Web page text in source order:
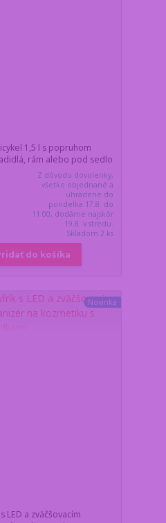
1,5 l s popruhom
rám alebo pod sedlo
Z dôvodu dovolenky,
všetko objednané a
uhradené do
pondelka 17.8. do
11:00, dodáme najskôr
19.8. v stredu.
Skladom 2 ks
do košíka
Novinka
LED a zväčšovacím